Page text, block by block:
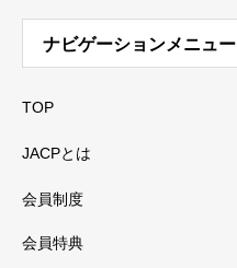
ナビゲーションメニュー
TOP
JACPとは
会員制度
会員特典